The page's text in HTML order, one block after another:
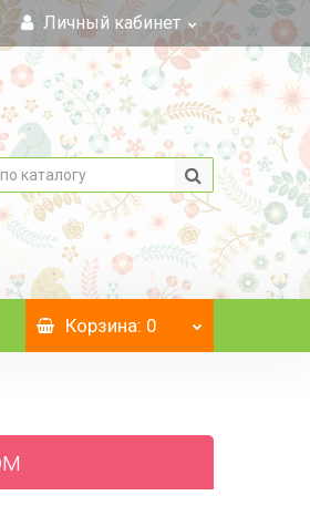
Личный кабинет
Корзина: 0